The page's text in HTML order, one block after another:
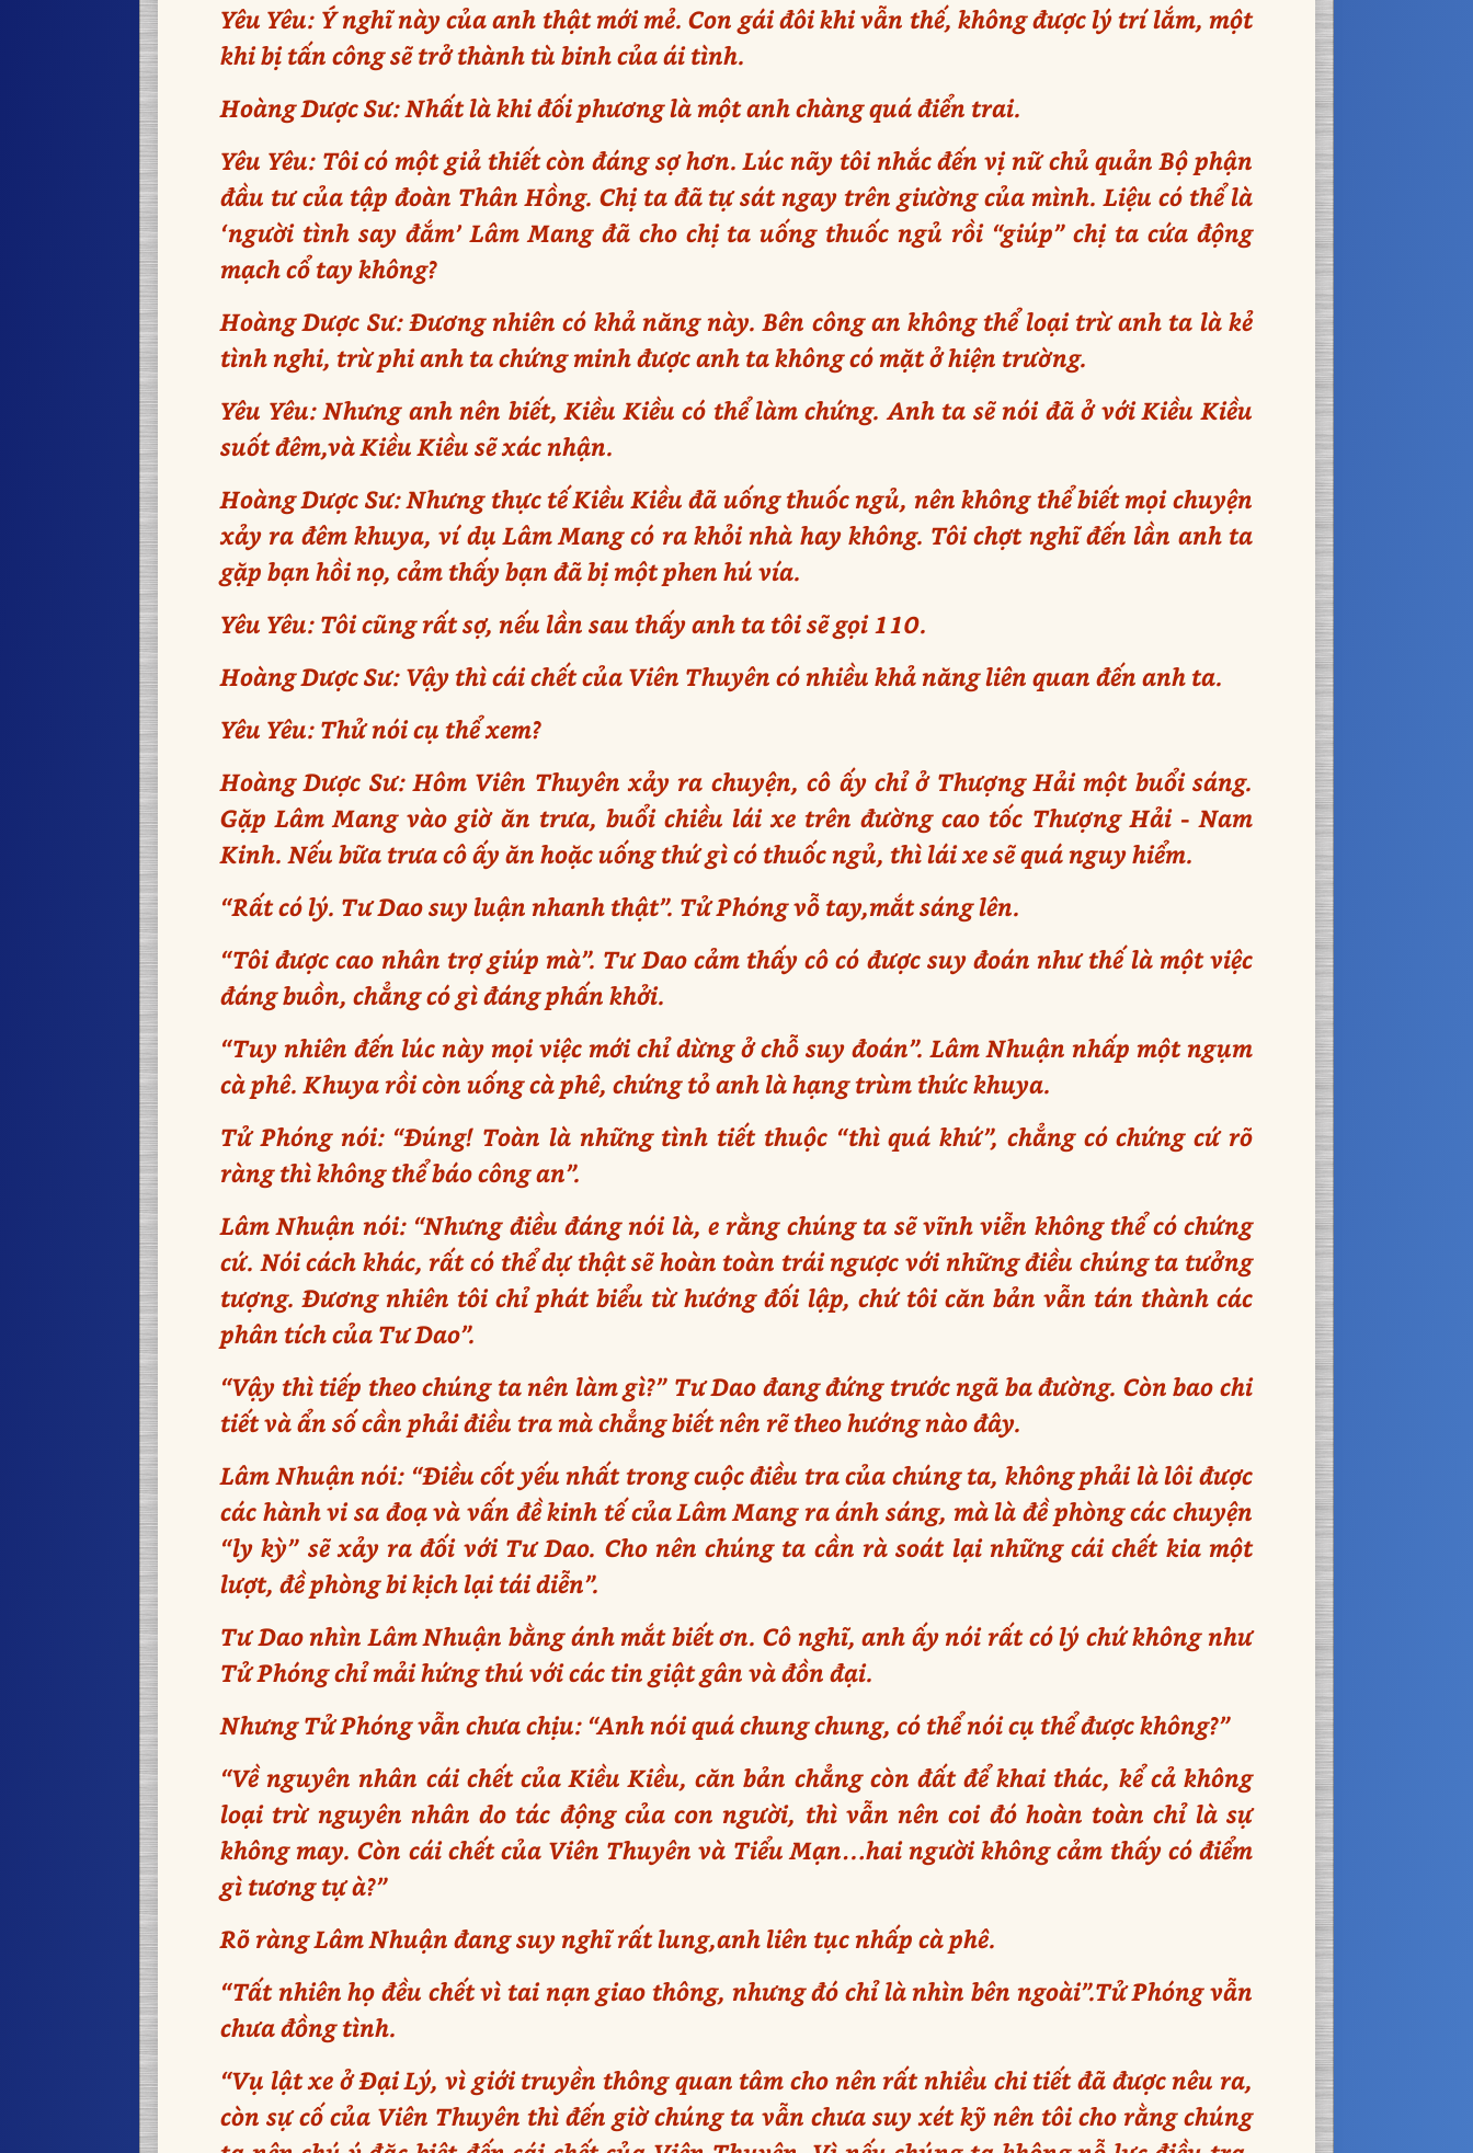
Yêu Yêu: Ý nghĩ này của anh thật mới mẻ. Con gái đôi khi vẫn thế, không được lý trí lắm, một
khi bị tấn công sẽ trở thành tù binh của ái tình.
Hoàng Dược Sư: Nhất là khi đối phương là một anh chàng quá điển trai.
Yêu Yêu: Tôi có một giả thiết còn đáng sợ hơn. Lúc nãy tôi nhắc đến vị nữ chủ quản Bộ phận
đầu tư của tập đoàn Thân Hồng. Chị ta đã tự sát ngay trên giường của mình. Liệu có thể là
‘người tình say đắm’ Lâm Mang đã cho chị ta uống thuốc ngủ rồi “giúp” chị ta cứa động
mạch cổ tay không?
Hoàng Dược Sư: Đương nhiên có khả năng này. Bên công an không thể loại trừ anh ta là kẻ
tình nghi, trừ phi anh ta chứng minh được anh ta không có mặt ở hiện trường.
Yêu Yêu: Nhưng anh nên biết, Kiều Kiều có thể làm chứng. Anh ta sẽ nói đã ở với Kiều Kiều
suốt đêm,và Kiều Kiều sẽ xác nhận.
Hoàng Dược Sư: Nhưng thực tế Kiều Kiều đã uống thuốc ngủ, nên không thể biết mọi chuyện
xảy ra đêm khuya, ví dụ Lâm Mang có ra khỏi nhà hay không. Tôi chợt nghĩ đến lần anh ta
gặp bạn hồi nọ, cảm thấy bạn đã bị một phen hú vía.
Yêu Yêu: Tôi cũng rất sợ, nếu lần sau thấy anh ta tôi sẽ gọi 110.
Hoàng Dược Sư: Vậy thì cái chết của Viên Thuyên có nhiều khả năng liên quan đến anh ta.
Yêu Yêu: Thử nói cụ thể xem?
Hoàng Dược Sư: Hôm Viên Thuyên xảy ra chuyện, cô ấy chỉ ở Thượng Hải một buổi sáng.
Gặp Lâm Mang vào giờ ăn trưa, buổi chiều lái xe trên đường cao tốc Thượng Hải - Nam
Kinh. Nếu bữa trưa cô ấy ăn hoặc uống thứ gì có thuốc ngủ, thì lái xe sẽ quá nguy hiểm.
“Rất có lý. Tư Dao suy luận nhanh thật”. Tử Phóng vỗ tay,mắt sáng lên.
“Tôi được cao nhân trợ giúp mà”. Tư Dao cảm thấy cô có được suy đoán như thế là một việc
đáng buồn, chẳng có gì đáng phấn khởi.
“Tuy nhiên đến lúc này mọi việc mới chỉ dừng ở chỗ suy đoán”. Lâm Nhuận nhấp một ngụm
cà phê. Khuya rồi còn uống cà phê, chứng tỏ anh là hạng trùm thức khuya.
Tử Phóng nói: “Đúng! Toàn là những tình tiết thuộc “thì quá khứ”, chẳng có chứng cứ rõ
ràng thì không thể báo công an”.
Lâm Nhuận nói: “Nhưng điều đáng nói là, e rằng chúng ta sẽ vĩnh viễn không thể có chứng
cứ. Nói cách khác, rất có thể dự thật sẽ hoàn toàn trái ngược với những điều chúng ta tưởng
tượng. Đương nhiên tôi chỉ phát biểu từ hướng đối lập, chứ tôi căn bản vẫn tán thành các
phân tích của Tư Dao”.
“Vậy thì tiếp theo chúng ta nên làm gì?” Tư Dao đang đứng trước ngã ba đường. Còn bao chi
tiết và ẩn số cần phải điều tra mà chẳng biết nên rẽ theo hướng nào đây.
Lâm Nhuận nói: “Điều cốt yếu nhất trong cuộc điều tra của chúng ta, không phải là lôi được
các hành vi sa đoạ và vấn đề kinh tế của Lâm Mang ra ánh sáng, mà là đề phòng các chuyện
“ly kỳ” sẽ xảy ra đối với Tư Dao. Cho nên chúng ta cần rà soát lại những cái chết kia một
lượt, đề phòng bi kịch lại tái diễn”.
Tư Dao nhìn Lâm Nhuận bằng ánh mắt biết ơn. Cô nghĩ, anh ấy nói rất có lý chứ không như
Tử Phóng chỉ mải hứng thú với các tin giật gân và đồn đại.
Nhưng Tử Phóng vẫn chưa chịu: “Anh nói quá chung chung, có thể nói cụ thể được không?”
“Về nguyên nhân cái chết của Kiều Kiều, căn bản chẳng còn đất để khai thác, kể cả không
loại trừ nguyên nhân do tác động của con người, thì vẫn nên coi đó hoàn toàn chỉ là sự
không may. Còn cái chết của Viên Thuyên và Tiểu Mạn…hai người không cảm thấy có điểm
gì tương tự à?”
Rõ ràng Lâm Nhuận đang suy nghĩ rất lung,anh liên tục nhấp cà phê.
“Tất nhiên họ đều chết vì tai nạn giao thông, nhưng đó chỉ là nhìn bên ngoài”.Tử Phóng vẫn
chưa đồng tình.
“Vụ lật xe ở Đại Lý, vì giới truyền thông quan tâm cho nên rất nhiều chi tiết đã được nêu ra,
còn sự cố của Viên Thuyên thì đến giờ chúng ta vẫn chưa suy xét kỹ nên tôi cho rằng chúng